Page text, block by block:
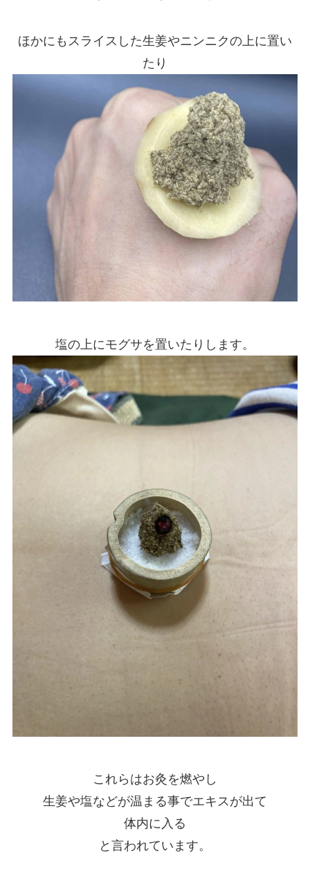
ほかにもスライスした生姜やニンニクの上に置い
たり
塩の上にモグサを置いたりします。
これらはお灸を燃やし
生姜や塩などが温まる事でエキスが出て
体内に入る
と言われています。